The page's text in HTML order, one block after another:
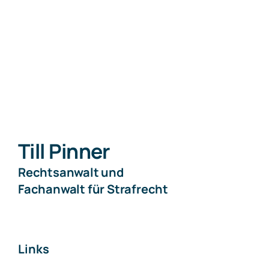
Till Pinner
Rechtsanwalt und
Fachanwalt für Strafrecht
Links